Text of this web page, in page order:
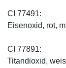
CI 77491:
Eisenoxid, rot,
CI 77891:
Titandioxid,